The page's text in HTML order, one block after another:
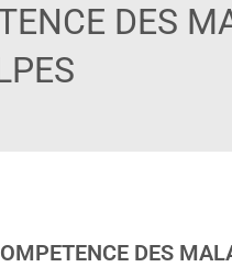
DES
DES